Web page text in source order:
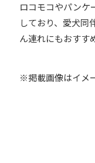
ロコモコやパンケ
しており、愛犬同
ん連れにもおすす
※掲載画像はイメ